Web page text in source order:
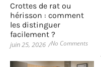
Crottes de rat ou
hérisson : comment
les distinguer
facilement ?
juin 25, 2026 /No Comments